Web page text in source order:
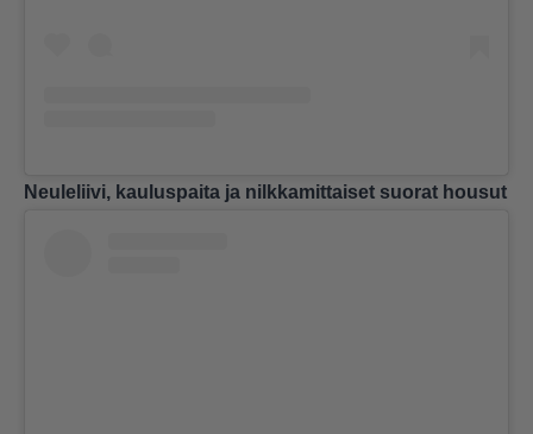
Neuleliivi, kauluspaita ja nilkkamittaiset suorat housut